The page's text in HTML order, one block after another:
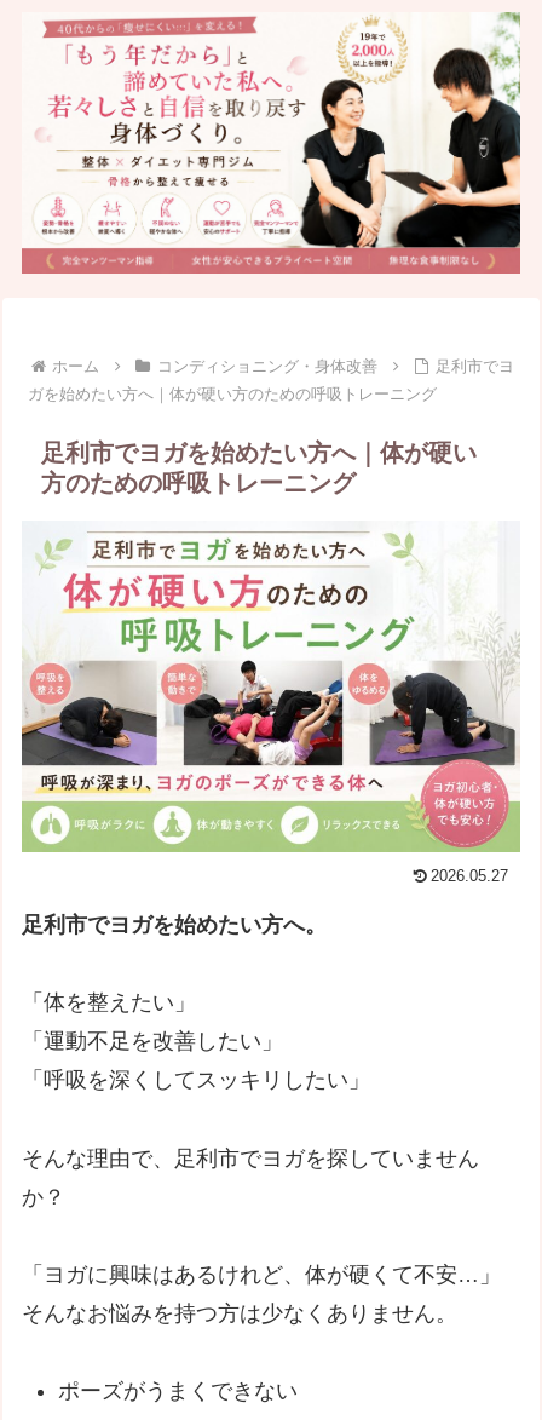
ホーム コンディショニング・身体改善
足利市でヨ
ガを始めたい方へ｜体が硬い方のための呼吸トレーニング
足利市でヨガを始めたい方へ｜体が硬い
方のための呼吸トレーニング
2026.05.27
足利市でヨガを始めたい方へ。
「体を整えたい」
「運動不足を改善したい」
「呼吸を深くしてスッキリしたい」
そんな理由で、足利市でヨガを探していません
か？
「ヨガに興味はあるけれど、体が硬くて不安…」
そんなお悩みを持つ方は少なくありません。
ポーズがうまくできない